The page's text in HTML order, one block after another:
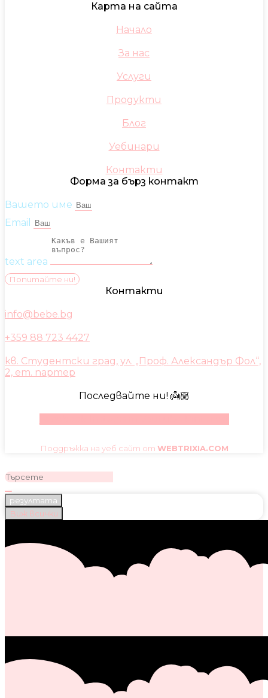
Карта на сайта
Начало
За нас
Услуги
Продукти
Блог
Уебинари
Контакти
Форма за бърз контакт
Вашето име
Email
text area
Попитайте ни!
Контакти
info@bebe.bg
+359 88 723 4427
кв. Студентски град, ул. „Проф. Александър Фол“,
2, ет. партер
Последвайте ни! 👼🏼
Поддръжка на уеб сайт от WEBTRIXIA.COM
резултата
Виж всички